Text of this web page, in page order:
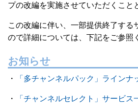
プの改編を実施させていただくこと
この改編に伴い、一部提供終了する
ので詳細については、下記をご参照
お知らせ
・ 「多チャンネルパック」ラインナ
・ 「チャンネルセレクト」サービス